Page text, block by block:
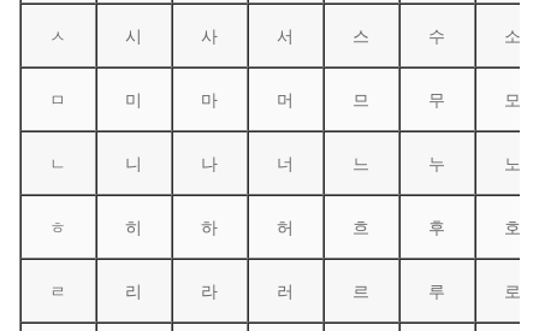
ㅅ 시 사 서 스 수 소
ㅁ 미 마 머 므 무 모
ㄴ 니 나 너 느 누 노
ㅎ 히 하 허 흐 후 호
ㄹ 리 라 러 르 루 로